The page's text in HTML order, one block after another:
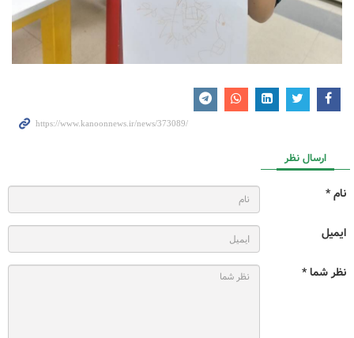
ارسال نظر
نام *
ایمیل
نظر شما *